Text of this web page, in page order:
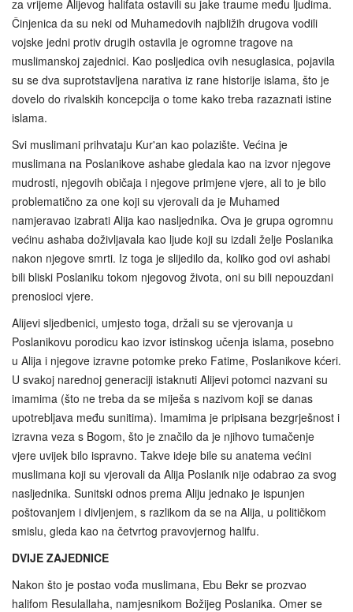
za vrijeme Alijevog halifata ostavili su jake traume među ljudima.
Činjenica da su neki od Muhamedovih najbližih drugova vodili
vojske jedni protiv drugih ostavila je ogromne tragove na
muslimanskoj zajednici. Kao posljedica ovih nesuglasica, pojavila
su se dva suprotstavljena narativa iz rane historije islama, što je
dovelo do rivalskih koncepcija o tome kako treba razaznati istine
islama.
Svi muslimani prihvataju Kur'an kao polazište. Većina je
muslimana na Poslanikove ashabe gledala kao na izvor njegove
mudrosti, njegovih običaja i njegove primjene vjere, ali to je bilo
problematično za one koji su vjerovali da je Muhamed
namjeravao izabrati Alija kao nasljednika. Ova je grupa ogromnu
većinu ashaba doživljavala kao ljude koji su izdali želje Poslanika
nakon njegove smrti. Iz toga je slijedilo da, koliko god ovi ashabi
bili bliski Poslaniku tokom njegovog života, oni su bili nepouzdani
prenosioci vjere.
Alijevi sljedbenici, umjesto toga, držali su se vjerovanja u
Poslanikovu porodicu kao izvor istinskog učenja islama, posebno
u Alija i njegove izravne potomke preko Fatime, Poslanikove kćeri.
U svakoj narednoj generaciji istaknuti Alijevi potomci nazvani su
imamima (što ne treba da se miješa s nazivom koji se danas
upotrebljava među sunitima). Imamima je pripisana bezgrješnost i
izravna veza s Bogom, što je značilo da je njihovo tumačenje
vjere uvijek bilo ispravno. Takve ideje bile su anatema većini
muslimana koji su vjerovali da Alija Poslanik nije odabrao za svog
nasljednika. Sunitski odnos prema Aliju jednako je ispunjen
poštovanjem i divljenjem, s razlikom da se na Alija, u političkom
smislu, gleda kao na četvrtog pravovjernog halifu.
DVIJE ZAJEDNICE
Nakon što je postao vođa muslimana, Ebu Bekr se prozvao
halifom Resulallaha, namjesnikom Božijeg Poslanika. Omer se